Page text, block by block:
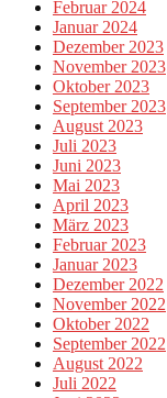
Februar 2024
Januar 2024
Dezember 2023
November 2023
Oktober 2023
September 2023
August 2023
Juli 2023
Juni 2023
Mai 2023
April 2023
März 2023
Februar 2023
Januar 2023
Dezember 2022
November 2022
Oktober 2022
September 2022
August 2022
Juli 2022